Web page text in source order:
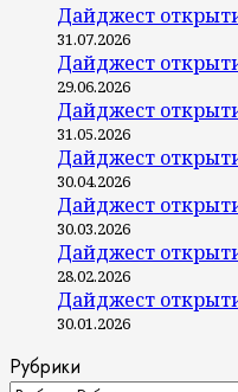
Дайджест
31.07.2026
Дайджест
29.06.2026
Дайджест
31.05.2026
Дайджест
30.04.2026
Дайджест
30.03.2026
Дайджест
28.02.2026
Дайджест
30.01.2026
Рубрики